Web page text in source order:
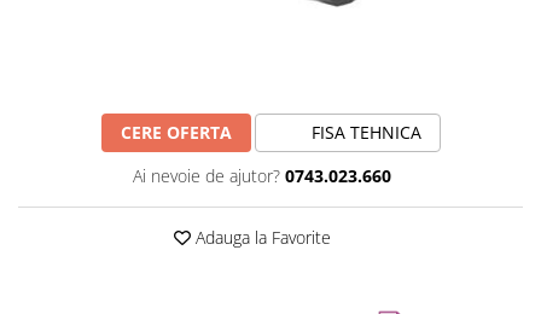
CERE OFERTA
FISA TEHNICA
Ai nevoie de ajutor? 0743.023.660
Adauga la Favorite